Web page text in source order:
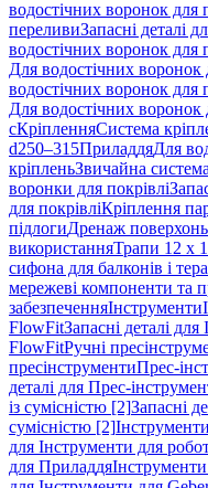
водостічних воронок для
переливиЗапасні деталі
водостічних воронок для
Для водостічних воронок
водостічних воронок для
Для водостічних воронок
сКріпленняСистема
d250–315ПриладдяДля
кріпленьЗвичайна
воронки для покрівлі
для покрівліКріплення
підлогиДренаж
використанняТрапи 12 x
сифона для балконів і
мережеві компоненти та
забезпеченняІнструменти
FlowFitЗапасні деталі
FlowFitРучні
пресінструментиПрес-
деталі для Прес-
із сумісністю [2]Запасні
сумісністю [2]
для Інструменти для
для Приладдя